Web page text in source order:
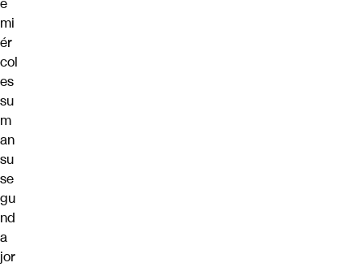
mi
ér
col
es
su
m
an
su
se
gu
nd
a
jor